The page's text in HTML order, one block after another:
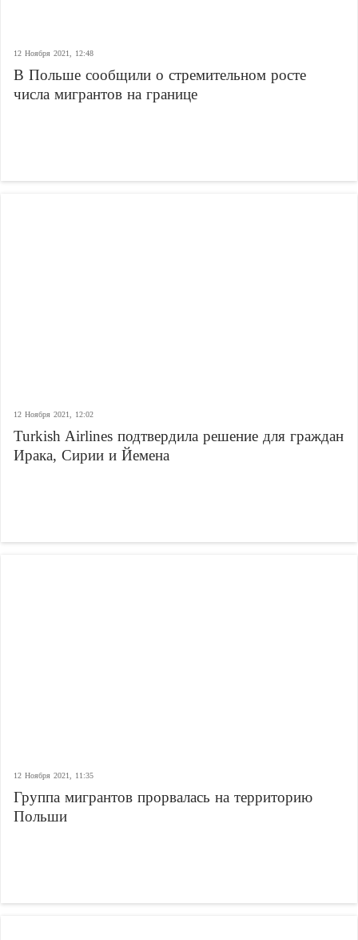
12 Ноября 2021, 12:48
В Польше сообщили о стремительном росте
числа мигрантов на границе
12 Ноября 2021, 12:02
Turkish Airlines подтвердила решение для граждан
Ирака, Сирии и Йемена
12 Ноября 2021, 11:35
Группа мигрантов прорвалась на территорию
Польши